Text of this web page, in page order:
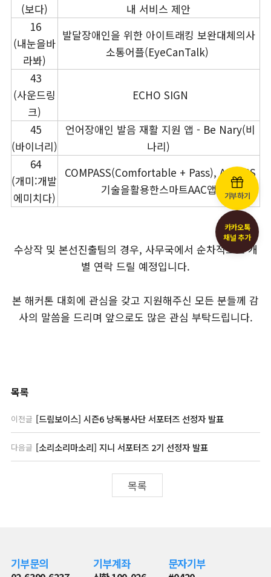
(보다)
내 서비스 제안
16
(내눈을바
라봐)
발달장애인을 위한 아이트래킹 보완대체의사
소통어플(EyeCanTalk)
43
(사운드링
크)
ECHO SIGN
45
(바이너리)
언어장애인 발음 재활 지원 앱 - Be Nary(비
나리)
64
(개미:개발
에미치다)
COMPASS(Comfortable + Pass), AI&GPS
기술을활용한스마트AAC앱
수상작 및 본선진출팀의 경우, 사무국에서 순차적으로 개
별 연락 드릴 예정입니다.
본 해커톤 대회에 관심을 갖고 지원해주신 모든 분들께 감
사의 말씀을 드리며 앞으로도 많은 관심 부탁드립니다.
목록
이전글 [드림보이스] 시즌6 낭독봉사단 서포터즈 선정자 발표
다음글 [소리소리마소리] 지니 서포터즈 2기 선정자 발표
목록
기부하기
카카오톡
채널 추가
기부문의 기부계좌 문자기부